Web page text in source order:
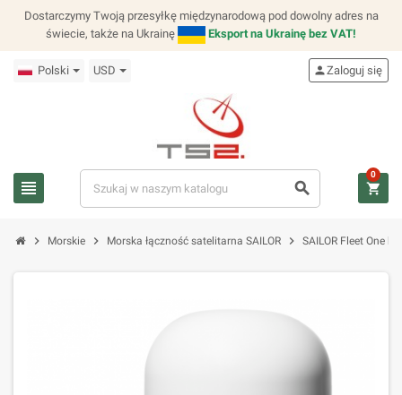
Dostarczymy Twoją przesyłkę międzynarodową pod dowolny adres na
świecie, także na Ukrainę
Eksport na Ukrainę bez VAT!
Polski USD
view_headline search
personZaloguj się
shopping_cart
0
chevron_right Morskie chevron_right Morska łączność satelitarna SAILOR chevron_right SAILOR Fleet One